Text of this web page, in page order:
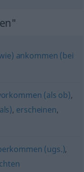
ankommen (bei
(als ob),
, erscheinen,
(ugs.),